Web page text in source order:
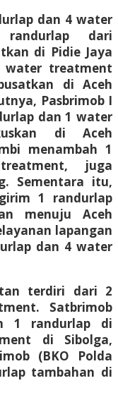
dan 4 water
dari
di Pidie Jaya
water treatment
di Aceh
Pasbrimob I
dan 1 water
di Aceh
menambah 1
juga
Sementara itu,
1 randurlap
menuju Aceh
lapangan
dan 4 water
terdiri dari 2
Satbrimob
1 randurlap di
di Sibolga,
(BKO Polda
tambahan di